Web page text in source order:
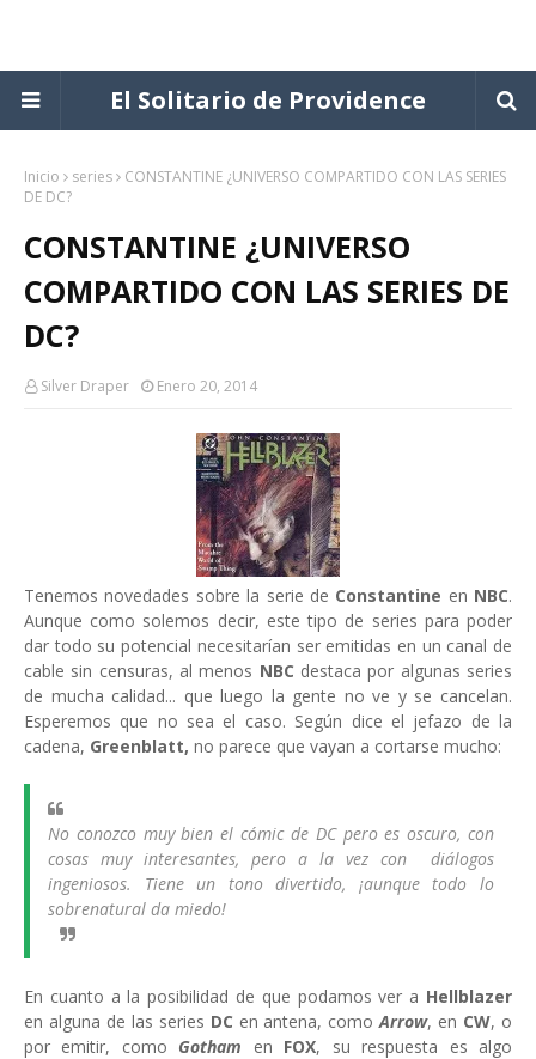
El Solitario de Providence
Inicio series
CONSTANTINE ¿UNIVERSO COMPARTIDO CON LAS SERIES
DE DC?
CONSTANTINE ¿UNIVERSO
COMPARTIDO CON LAS SERIES DE
DC?
Silver Draper Enero 20, 2014
Tenemos novedades sobre la serie de Constantine en NBC.
Aunque como solemos decir, este tipo de series para poder
dar todo su potencial necesitarían ser emitidas en un canal de
cable sin censuras, al menos NBC destaca por algunas series
de mucha calidad... que luego la gente no ve y se cancelan.
Esperemos que no sea el caso. Según dice el jefazo de la
cadena, Greenblatt, no parece que vayan a cortarse mucho:
No conozco muy bien el cómic de DC pero es oscuro, con
cosas muy interesantes, pero a la vez con diálogos
ingeniosos. Tiene un tono divertido, ¡aunque todo lo
sobrenatural da miedo!
En cuanto a la posibilidad de que podamos ver a Hellblazer
en alguna de las series DC en antena, comoArrow, en CW, o
por emitir, como Gotham en FOX, su respuesta es algo